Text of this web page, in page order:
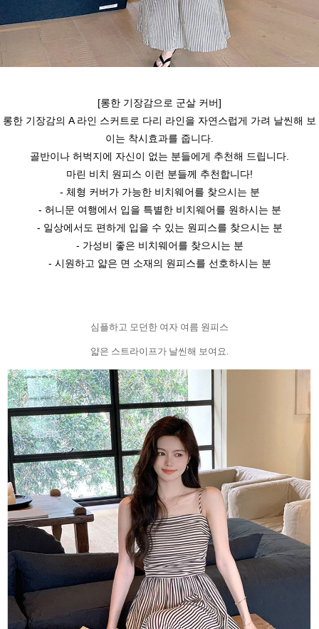
[롱한 기장감으로 군살 커버]
롱한 기장감의 A 라인 스커트로 다리 라인을 자연스럽게 가려 날씬해 보
이는 착시효과를 줍니다.
골반이나 허벅지에 자신이 없는 분들에게 추천해 드립니다.
마린 비치 원피스 이런 분들께 추천합니다!
- 체형 커버가 가능한 비치웨어를 찾으시는 분
- 허니문 여행에서 입을 특별한 비치웨어를 원하시는 분
- 일상에서도 편하게 입을 수 있는 원피스를 찾으시는 분
- 가성비 좋은 비치웨어를 찾으시는 분
- 시원하고 얇은 면 소재의 원피스를 선호하시는 분
심플하고 모던한 여자 여름 원피스
얇은 스트라이프가 날씬해 보여요.